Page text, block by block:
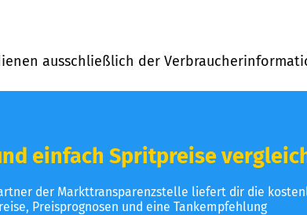
ausschließlich der
einfach Spritpreise
der Markttransparenzstelle liefert dir die
Preisprognosen und eine Tankempfehlung